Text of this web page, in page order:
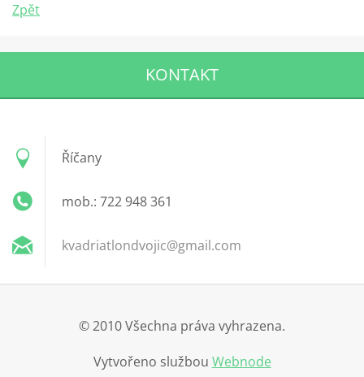
Zpět
KONTAKT
Říčany
mob.: 722 948 361
kvadriatlondvojic@gmail.com
© 2010 Všechna práva vyhrazena.
Vytvořeno službou Webnode